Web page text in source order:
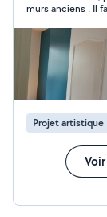
murs anciens . Il
de plâtre et terminer avec
peint et finir avec de la toile
donne un super rendu . Chantier de
dans la foulée. Agréable
travaillait était
chantier était
des sacs de
Projet artistique